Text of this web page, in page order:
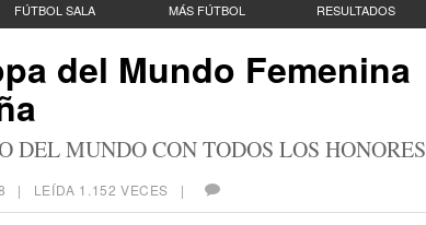
FÚTBOL SALA MÁS FÚTBOL RESULTADOS
del Mundo Femenina
MUNDO CON TODOS LOS HONORES
| LEÍDA 1.152 VECES |